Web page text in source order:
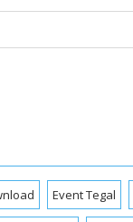
Event Tegal